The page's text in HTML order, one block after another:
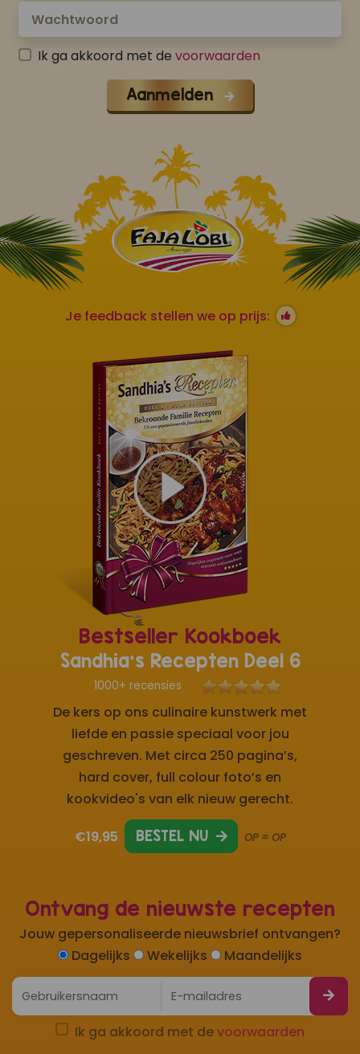
Ik ga akkoord met de voorwaarden
Aanmelden
Ontvang de nieuwste recepten
Jouw gepersonaliseerde nieuwsbrief ontvangen?
Dagelijks
Wekelijks Maandelijks
Ik ga akkoord met devoorwaarden
Je feedback stellen we op prijs:
Bestseller Kookboek
Sandhia's Recepten Deel 6
1000+ recensies
De kers op ons culinaire kunstwerk met
liefde en passie speciaal voor jou
geschreven. Met circa 250 pagina’s,
hard cover, full colour foto’s en
kookvideo's van elk nieuw gerecht.
€19,95 BESTEL NU OP = OP